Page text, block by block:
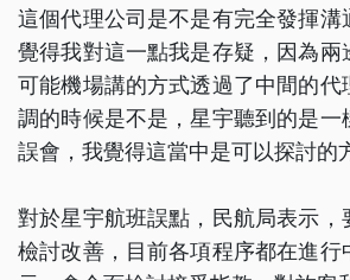
這個代理公司是不是有完全發揮溝
覺得我對這一點我是存疑，因為兩
可能機場講的方式透過了中間的代
調的時候是不是，星宇聽到的是一
誤會，我覺得這當中是可以探討的
對於星宇航班誤點，民航局表示，
檢討改善，目前各項程序都在進行